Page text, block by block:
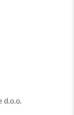
d.o.o.